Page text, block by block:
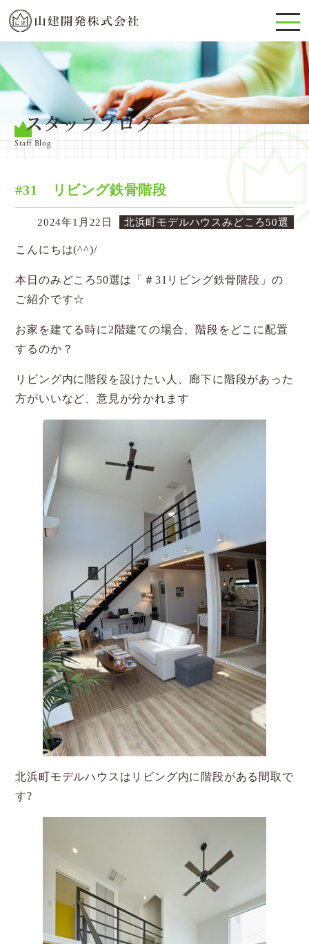
スタッフブログ
Staff Blog
#31 リビング鉄骨階段
2024年1月22日 北浜町モデルハウスみどころ50選
こんにちは(^^)/
本日のみどころ50選は「＃31リビング鉄骨階段」の
ご紹介です☆
お家を建てる時に2階建ての場合、階段をどこに配置
するのか？
リビング内に階段を設けたい人、廊下に階段があった
方がいいなど、意見が分かれます
北浜町モデルハウスはリビング内に階段がある間取で
す?